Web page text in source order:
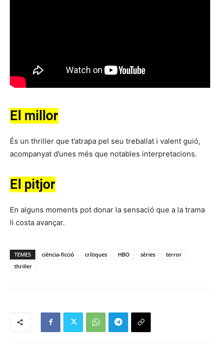
El millor
És un thriller que t’atrapa pel seu treballat i valent guió,
acompanyat d’unes més que notables interpretacions.
El pitjor
En alguns moments pot donar la sensació que a la trama
li costa avançar.
TEMES ciència-ficció crítiques HBO sèries
terror
thriller